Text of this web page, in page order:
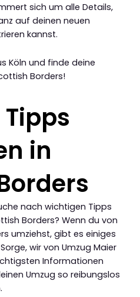
sich um alle Details,
auf deinen neuen
kannst.
Köln und finde deine
Borders!
in
nach wichtigen Tipps
Borders? Wenn du von
umziehst, gibt es einiges
wir von Umzug Maier
Informationen
Umzug so reibungslos